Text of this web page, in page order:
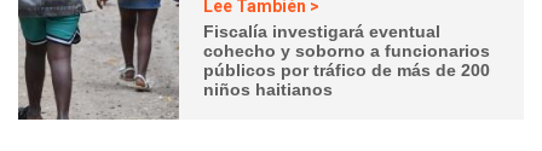
Lee También >
Fiscalía investigará eventual
cohecho y soborno a funcionarios
públicos por tráfico de más de 200
niños haitianos